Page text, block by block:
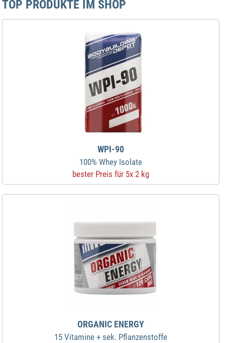
TOP PRODUKTE IM SHOP
WPI-90
100% Whey Isolate
bester Preis für 5x 2 kg
ORGANIC ENERGY
15 Vitamine + sek. Pflanzenstoffe